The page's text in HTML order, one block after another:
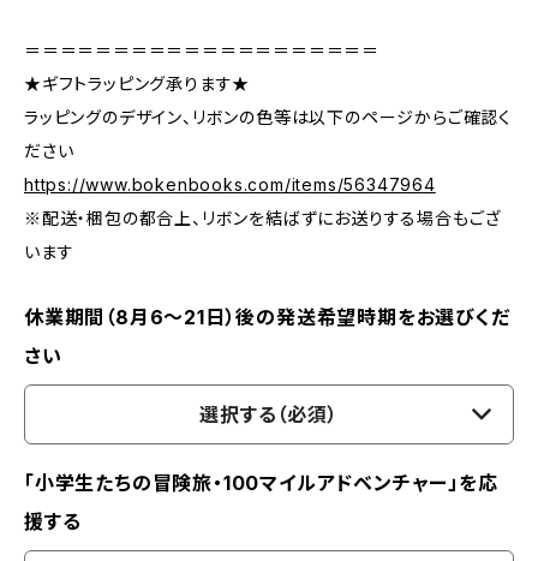
＝＝＝＝＝＝＝＝＝＝＝＝＝＝＝＝＝＝＝＝
★ギフトラッピング承ります★
ラッピングのデザイン、リボンの色等は以下のページからご確認く
ださい
https://www.bokenbooks.com/items/56347964
※配送・梱包の都合上、リボンを結ばずにお送りする場合もござ
います
休業期間（8月6〜21日）後の発送希望時期をお選びくだ
さい
選択する（必須）
「小学生たちの冒険旅・100マイルアドベンチャー」を応
援する